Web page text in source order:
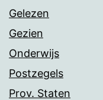
Gelezen
Gezien
Onderwijs
Postzegels
Prov. Staten